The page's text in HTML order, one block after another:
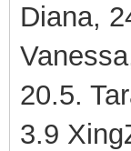
Diana,
20.5.
3.9